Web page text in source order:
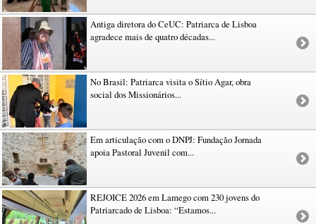
Antiga diretora do CeUC: Patriarca de Lisboa
agradece mais de quatro décadas...
No Brasil: Patriarca visita o Sítio Agar, obra
social dos Missionários...
Em articulação com o DNPJ: Fundação Jornada
apoia Pastoral Juvenil com...
REJOICE 2026 em Lamego com 230 jovens do
Patriarcado de Lisboa: “Estamos...